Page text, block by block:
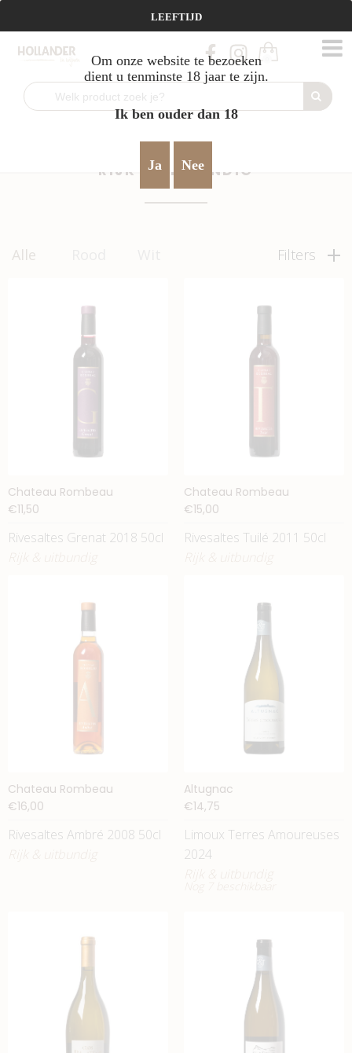
Vanaf €95 gratis verzending!
rijk & uitbundig
RIJK & UITBUNDIG
Alle Filters
Chateau Rombeau
€11,50
Rivesaltes Grenat 2018 50cl
Rijk & uitbundig
Chateau Rombeau
€15,00
Rivesaltes Tuilé 2011 50cl
Rijk & uitbundig
Chateau Rombeau
€16,00
Rivesaltes Ambré 2008 50cl
Rijk & uitbundig
Altugnac
€14,75
Limoux Terres Amoureuses
2024
Rijk & uitbundig
LEEFTIJD
Om onze website te bezoeken
dient u tenminste 18 jaar te zijn.
Ik ben ouder dan 18
Ja Nee